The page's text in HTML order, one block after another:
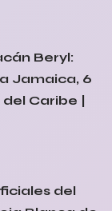
Beryl:
Jamaica, 6
Caribe |
del